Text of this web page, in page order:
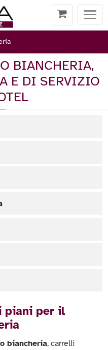
BIANCHERIA,
E DI SERVIZIO
piani per il
biancheria, carrelli